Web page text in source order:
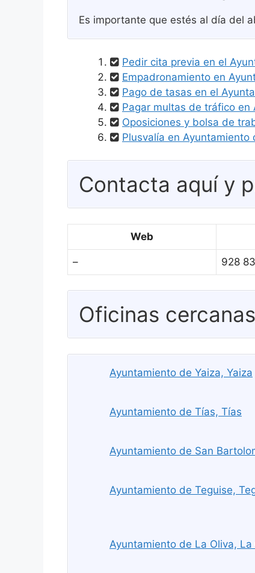
Es importante que estés al día del
Pedir cita previa en el
Empadronamiento en
Pago de tasas en el
Pagar multas de tráfico en
Oposiciones y bolsa de
Plusvalía en Ayuntamiento
Contacta aquí y
Web
– 928
Oficinas
Ayuntamiento de Yaiza, Yaiza
Ayuntamiento de Tías, Tías
Ayuntamiento de San
Ayuntamiento de Teguise,
Ayuntamiento de La Oliva, La